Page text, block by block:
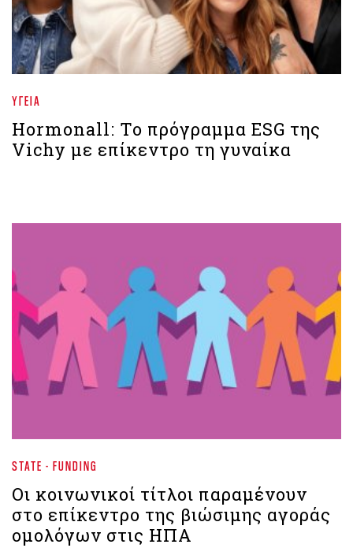
ΥΓΕΊΑ
Hormonall: Το πρόγραμμα ESG της
Vichy με επίκεντρο τη γυναίκα
STATE - FUNDING
Οι κοινωνικοί τίτλοι παραμένουν
στο επίκεντρο της βιώσιμης αγοράς
ομολόγων στις ΗΠΑ